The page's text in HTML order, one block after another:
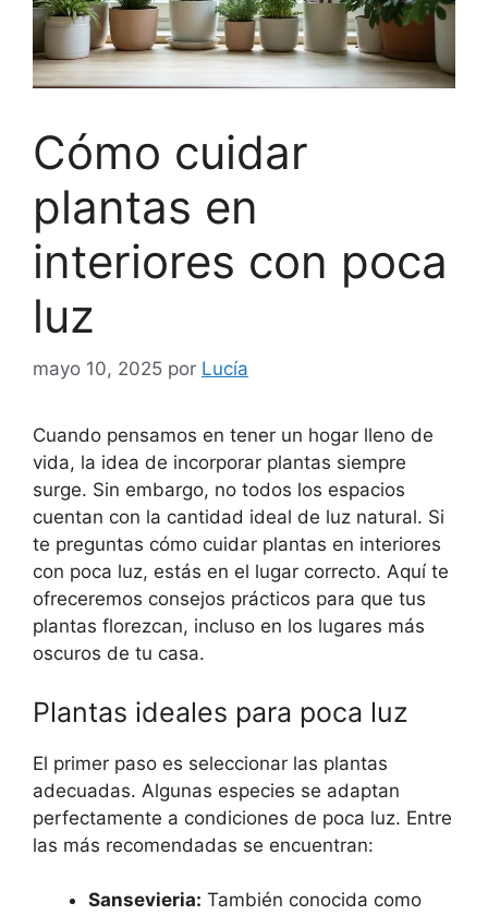
Cómo cuidar
plantas en
interiores con poca
luz
mayo 10, 2025 por Lucía
Cuando pensamos en tener un hogar lleno de
vida, la idea de incorporar plantas siempre
surge. Sin embargo, no todos los espacios
cuentan con la cantidad ideal de luz natural. Si
te preguntas cómo cuidar plantas en interiores
con poca luz, estás en el lugar correcto. Aquí te
ofreceremos consejos prácticos para que tus
plantas florezcan, incluso en los lugares más
oscuros de tu casa.
Plantas ideales para poca luz
El primer paso es seleccionar las plantas
adecuadas. Algunas especies se adaptan
perfectamente a condiciones de poca luz. Entre
las más recomendadas se encuentran:
Sansevieria: También conocida como